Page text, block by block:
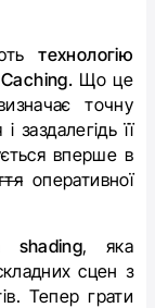
технологію
Що це
точну
заздалегідь її
вперше в
оперативної
shading, яка
сцен з
Тепер грати